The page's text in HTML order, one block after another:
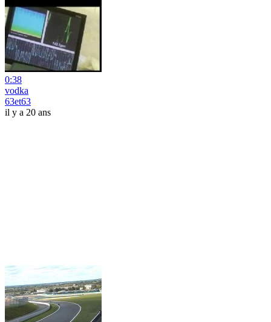
0:38
vodka
63et63
il y a 20 ans